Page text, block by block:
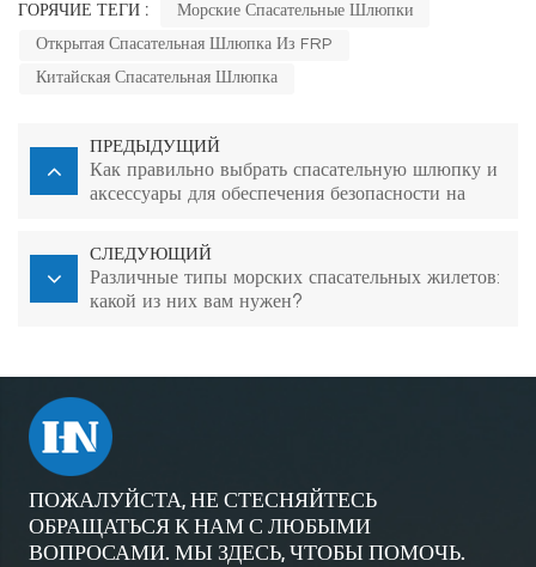
ГОРЯЧИЕ ТЕГИ : Морские Спасательные Шлюпки
Открытая Спасательная Шлюпка Из FRP
Китайская Спасательная Шлюпка
ПРЕДЫДУЩИЙ
Как правильно выбрать спасательную шлюпку и
аксессуары для обеспечения безопасности на
СЛЕДУЮЩИЙ
Различные типы морских спасательных жилетов:
какой из них вам нужен?
ПОЖАЛУЙСТА, НЕ СТЕСНЯЙТЕСЬ
ОБРАЩАТЬСЯ К НАМ С ЛЮБЫМИ
ВОПРОСАМИ. МЫ ЗДЕСЬ, ЧТОБЫ ПОМОЧЬ.